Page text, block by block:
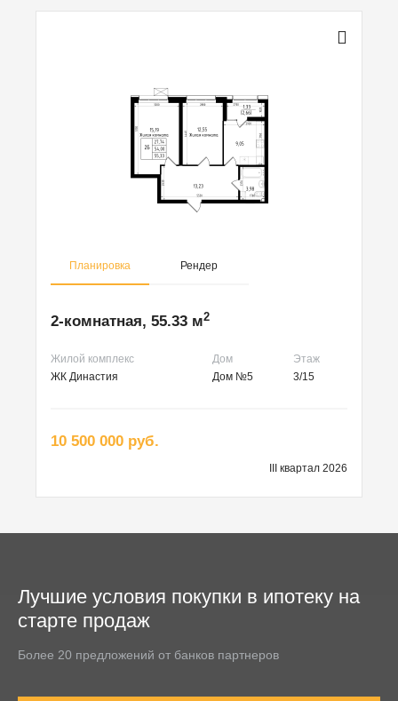
Планировка Рендер
2-комнатная, 55.33 м2
Жилой комплекс Дом
Этаж
ЖК Династия
Дом №5 3/15
10 500 000 руб.
III квартал 2026
Лучшие условия покупки в ипотеку на
старте продаж
Более 20 предложений от банков партнеров